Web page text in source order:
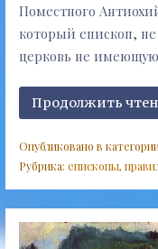
Поместного
который епископ,
церковь не имеющую
Продолжить
Опубликовано в
Рубрика: епископы,